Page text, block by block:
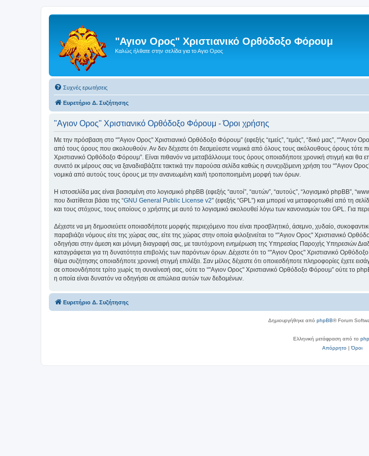
"Αγιον Ορος" Χριστιανικό Ορθόδοξο Φόρουμ
Καλώς ήλθατε στην σελίδα για το Αγιο Ορος
Συχνές ερωτήσεις
Ευρετήριο Δ. Συζήτησης
"Αγιον Ορος" Χριστιανικό Ορθόδοξο Φόρουμ - Όροι χρήσης
Με την πρόσβαση στο “"Αγιον Ορος" Χριστιανικό Ορθόδοξο Φόρουμ” (εφεξής “εμείς”, “εμάς”, “δικό μας”, “"Αγιον
από τους όρους που ακολουθούν. Αν δεν δέχεστε ότι δεσμεύεστε νομικά από όλους τους ακόλουθους όρους τότε
Χριστιανικό Ορθόδοξο Φόρουμ”. Είναι πιθανόν να μεταβάλλουμε τους όρους οποιαδήποτε χρονική στιγμή και
συνετό εκ μέρους σας να ξαναδιαβάζετε τακτικά την παρούσα σελίδα καθώς η συνεχιζόμενη χρήση του “"Αγιον
νομικά από αυτούς τους όρους με την ανανεωμένη και/ή τροποποιημένη μορφή των όρων.
Η ιστοσελίδα μας είναι βασισμένη στο λογισμικό phpBB (εφεξής “αυτοί”, “αυτών”, “αυτούς”, “λογισμικό
που διατίθεται βάσει της “GNU General Public License v2” (εφεξής “GPL”) και μπορεί να μεταφορτωθεί από τη
και τους στόχους, τους οποίους ο χρήστης με αυτό το λογισμικό ακολουθεί λόγω των κανονισμών του GPL. Για
Δέχεστε να μη δημοσιεύετε οποιασδήποτε μορφής περιεχόμενο που είναι προσβλητικό, άσεμνο, χυδαίο,
παραβιάζει νόμους είτε της χώρας σας, είτε της χώρας στην οποία φιλοξενείται το “"Αγιον Ορος" Χριστιανικό
οδηγήσει στην άμεση και μόνιμη διαγραφή σας, με ταυτόχρονη ενημέρωση της Υπηρεσίας Παροχής Υπηρεσιών
καταγράφεται για τη δυνατότητα επιβολής των παρόντων όρων. Δέχεστε ότι το “"Αγιον Ορος" Χριστιανικό
θέμα συζήτησης οποιαδήποτε χρονική στιγμή επιλέξει. Σαν μέλος δέχεστε ότι οποιεσδήποτε πληροφορίες έχετε
σε οποιονδήποτε τρίτο χωρίς τη συναίνεσή σας, ούτε το “"Αγιον Ορος" Χριστιανικό Ορθόδοξο Φόρουμ” ούτε το
η οποία είναι δυνατόν να οδηγήσει σε απώλεια αυτών των δεδομένων.
Ευρετήριο Δ. Συζήτησης
Δημιουργήθηκε από phpBB® Forum
Ελληνική μετάφραση από το
Απόρρητο|Όροι